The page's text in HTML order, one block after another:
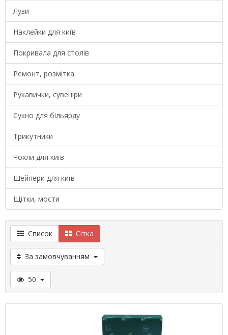
Лузи
Наклейки для київ
Покривала для столів
Ремонт, розмітка
Рукавички, сувеніри
Сукно для більярду
Трикутники
Чохли для київ
Шейпери для київ
Щітки, мости
Список Сітка
За замовчуванням
50